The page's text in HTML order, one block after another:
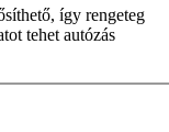
így rengeteg
tehet autózás